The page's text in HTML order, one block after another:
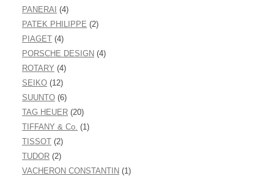
PANERAI (4)
PATEK PHILIPPE (2)
PIAGET (4)
PORSCHE DESIGN (4)
ROTARY (4)
SEIKO (12)
SUUNTO (6)
TAG HEUER (20)
TIFFANY & Co. (1)
TISSOT (2)
TUDOR (2)
VACHERON CONSTANTIN (1)